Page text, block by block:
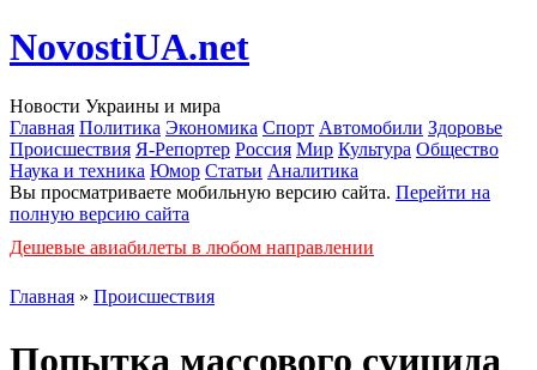
NovostiUA.net
Новости Украины и мира
Главная Политика Экономика Спорт Автомобили Здоровье
Происшествия Я-Репортер Россия Мир Культура Общество
Наука и техника Юмор Статьи Аналитика
Вы просматриваете мобильную версию сайта. Перейти на
полную версию сайта
Дешевые авиабилеты в любом направлении
Главная » Происшествия
Попытка массового суицида